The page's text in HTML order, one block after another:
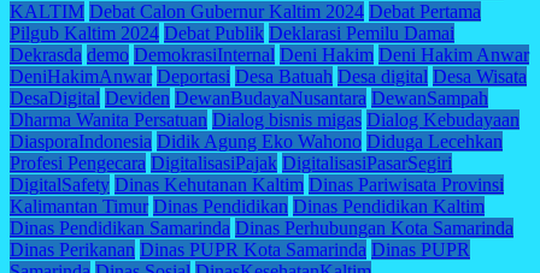
KALTIM Debat Calon Gubernur Kaltim 2024 Debat Pertama
Pilgub Kaltim 2024 Debat Publik Deklarasi Pemilu Damai
Dekrasda demo DemokrasiInternal Deni Hakim Deni Hakim Anwar
DeniHakimAnwar Deportasi Desa Batuah Desa digital Desa Wisata
DesaDigital Deviden DewanBudayaNusantara DewanSampah
Dharma Wanita Persatuan Dialog bisnis migas Dialog Kebudayaan
DiasporaIndonesia Didik Agung Eko Wahono Diduga Lecehkan
Profesi Pengecara DigitalisasiPajak DigitalisasiPasarSegiri
DigitalSafety Dinas Kehutanan Kaltim Dinas Pariwisata Provinsi
Kalimantan Timur Dinas Pendidikan Dinas Pendidikan Kaltim
Dinas Pendidikan Samarinda Dinas Perhubungan Kota Samarinda
Dinas Perikanan Dinas PUPR Kota Samarinda Dinas PUPR